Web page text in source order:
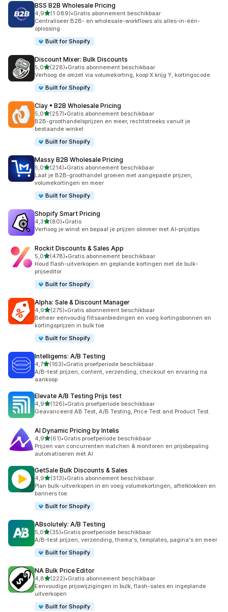
BSS B2B Wholesale Pricing
4,9van 5 sterren
(1.089)
1089 recensies in totaal
•Gratis abonnement beschikbaar
Centraliseer B2B- en wholesale-workflows als alles-in-één-
oplossing
Built for Shopify
Discount Mixer: Bulk Discounts
5,0van 5 sterren
(228)
228 recensies in totaal
•Gratis abonnement beschikbaar
Verhoog de omzet via volumekorting, koop X krijg Y, kortingscode
Built for Shopify
Clay • B2B Wholesale Pricing
5,0van 5 sterren
(257)
257 recensies in totaal
•Gratis abonnement beschikbaar
B2B-groothandelsprijzen en meer, rechtstreeks vanuit je
bestaande winkel
Built for Shopify
Massy B2B Wholesale Pricing
5,0van 5 sterren
(214)
214 recensies in totaal
•Gratis abonnement beschikbaar
Laat je B2B-groothandel groeien met aangepaste prijzen,
volumekortingen en meer
Built for Shopify
Shopify Smart Pricing
4,3van 5 sterren
(80)
80 recensies in totaal
•Gratis
Verhoog je winst en bepaal je prijzen slimmer met AI-prijstips
Rockit Discounts & Sales App
5,0van 5 sterren
(478)
478 recensies in totaal
•Gratis abonnement beschikbaar
Houd flash-uitverkopen en geplande kortingen met de bulk-
prijseditor
Built for Shopify
Alpha: Sale & Discount Manager
4,9van 5 sterren
(275)
275 recensies in totaal
•Gratis abonnement beschikbaar
Beheer eenvoudig flitsaanbiedingen en voeg kortingsbonnen en
kortingsprijzen in bulk toe
Built for Shopify
Intelligems: A/B Testing
4,7van 5 sterren
(163)
163 recensies in totaal
•Gratis proefperiode beschikbaar
A/B-test prijzen, content, verzending, checkout en ervaring na
aankoop
Elevate A/B Testing Prijs test
4,9van 5 sterren
(126)
126 recensies in totaal
•Gratis proefperiode beschikbaar
Geavanceerd AB Test, A/B Testing, Price Test and Product Test.
AI Dynamic Pricing by Intelis
4,9van 5 sterren
(61)
61 recensies in totaal
•Gratis proefperiode beschikbaar
Prijzen van concurrenten matchen & monitoren en prijsbepaling
automatiseren met AI
GetSale Bulk Discounts & Sales
4,9van 5 sterren
(313)
313 recensies in totaal
•Gratis abonnement beschikbaar
Plan bulk-uitverkopen in en voeg volumekortingen, aftelklokken en
banners toe.
Built for Shopify
ABsolutely: A/B Testing
5,0van 5 sterren
(35)
35 recensies in totaal
•Gratis proefperiode beschikbaar
A/B-test prijzen, verzending, thema's, templates, pagina's en meer
Built for Shopify
NA Bulk Price Editor
4,8van 5 sterren
(222)
222 recensies in totaal
•Gratis abonnement beschikbaar
Eenvoudige prijswijzigingen in bulk, flash-sales en ingeplande
uitverkopen
Built for Shopify